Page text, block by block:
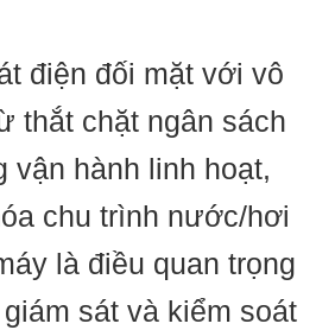
điện đối mặt với vô
thắt chặt ngân sách
vận hành linh hoạt,
chu trình nước/hơi
là điều quan trọng
sát và kiểm soát